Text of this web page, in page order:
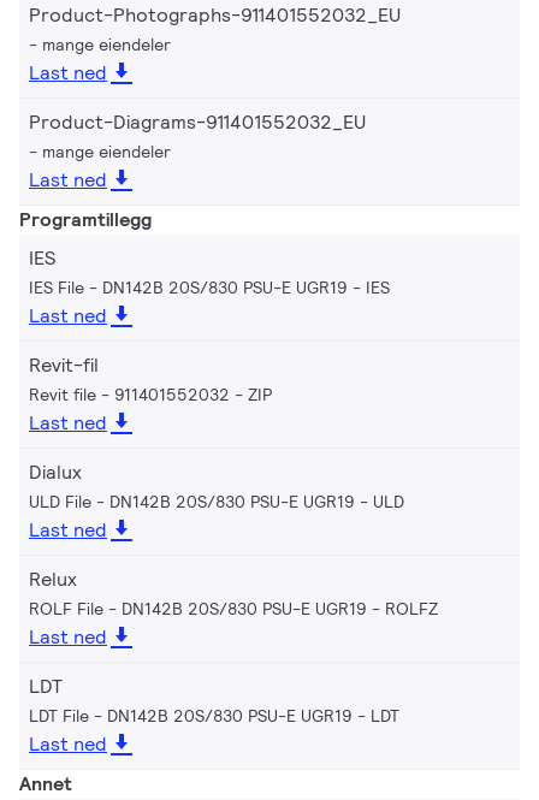
Product-Photographs-911401552032_EU
mange eiendeler
Last ned
Product-Diagrams-911401552032_EU
mange eiendeler
Last ned
Programtillegg
IES
IES File - DN142B 20S/830 PSU-E UGR19 IES
Last ned
Revit-fil
Revit file - 911401552032 ZIP
Last ned
Dialux
ULD File - DN142B 20S/830 PSU-E UGR19 ULD
Last ned
Relux
ROLF File - DN142B 20S/830 PSU-E UGR19 ROLFZ
Last ned
LDT
LDT File - DN142B 20S/830 PSU-E UGR19 LDT
Last ned
Annet